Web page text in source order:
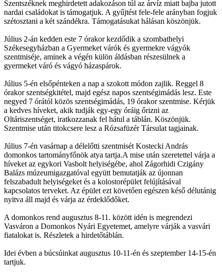
Szentszéknek meghirdetett adakozáson túl az árvíz miatt bajba jutott
nardai családokat is támogatjuk. A gyűjtést fele-fele arányban fogjuk
szétosztani a két szándékra. Támogatásukat hálásan köszönjük.
Július 2-án kedden este 7 órakor kezdődik a szombathelyi
Székesegyházban a Gyermeket várók és gyermekre vágyók
szentmiséje, aminek a végén külön áldásban részesülnek a
gyermeket váró és vágyó házaspárok.
Július 5-én elsőpénteken a nap a szokott módon zajlik. Reggel 8
órakor szentségkitétel, majd egész napos szentségimádás lesz. Este
negyed 7 órától közös szentségimádás, 19 órakor szentmise. Kérjük
a kedves híveket, akik tudják egy-egy óráig őrizni az
Oltáriszentséget, iratkozzanak fel hátul a táblán. Köszönjük.
Szentmise után titokcsere lesz a Rózsafüzér Társulat tagjainak.
Július 7-én vasárnap a délelőtti szentmisét Kostecki András
domonkos tartományfőnök atya tartja.A mise után szeretettel várja a
híveket az egykori Vasbolt helyiségébe, ahol Zágorhidi Czigány
Balázs múzeumigazgatóval együtt bemutatják az újonnan
felszabadult helyiségeket és a kolostorépület felújításával
kapcsolatos terveket. Az épület ezt követően egészen késő délutánig
nyitva áll majd és várja az érdeklődőket.
A domonkos rend augusztus 8-11. között idén is megrendezi
Vasváron a Domonkos Nyári Egyetemet, amelyre várják a vasvári
fiatalokat is. Részletek a hirdetőtáblán.
Idei évben a búcsúinkat augusztus 10-11-én és szeptember 14-15-én
tartjuk.